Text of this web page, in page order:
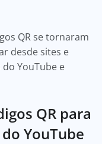
QR se tornaram
desde sites e
YouTube e
QR para
YouTube